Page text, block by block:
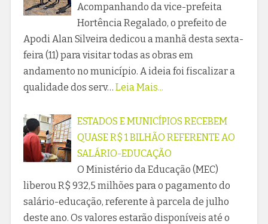
Acompanhando da vice-prefeita
Hortência Regalado, o prefeito de
Apodi Alan Silveira dedicou a manhã desta sexta-
feira (11) para visitar todas as obras em
andamento no município. A ideia foi fiscalizar a
qualidade dos serv… Leia Mais...
ESTADOS E MUNICÍPIOS RECEBEM
QUASE R$ 1 BILHÃO REFERENTE AO
SALÁRIO-EDUCAÇÃO
O Ministério da Educação (MEC)
liberou R$ 932,5 milhões para o pagamento do
salário-educação, referente à parcela de julho
deste ano. Os valores estarão disponíveis até o